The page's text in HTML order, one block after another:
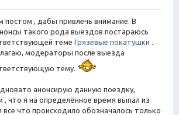
, дабы привлечь внимание. В
такого рода выездов постараюсь
теме Грязевые покатушки .
модераторы после выезда
тему.
анонсирую данную поездку,
, что я на определённое время выпал из
что происходило обозначалось только